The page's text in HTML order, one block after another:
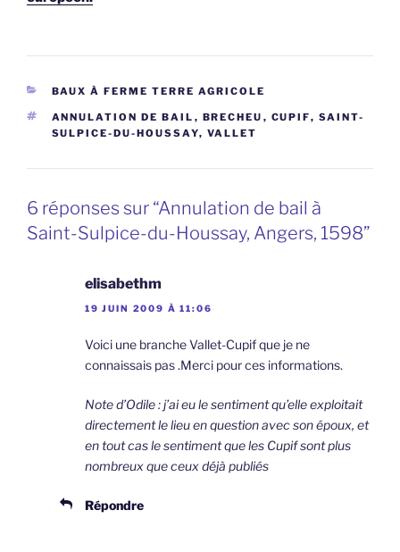
CATÉGORIES
BAUX À FERME TERRE AGRICOLE
ÉTIQUETTES
ANNULATION DE BAIL , BRECHEU , CUPIF, SAINT-
SULPICE-DU-HOUSSAY, VALLET
6 réponses sur “Annulation de bail à
Saint-Sulpice-du-Houssay, Angers, 1598”
elisabethm
19 JUIN 2009 À 11:06
Voici une branche Vallet-Cupif que je ne
connaissais pas .Merci pour ces informations.
Note d’Odile : j’ai eu le sentiment qu’elle exploitait
directement le lieu en question avec son époux, et
en tout cas le sentiment que les Cupif sont plus
nombreux que ceux déjà publiés
Répondre